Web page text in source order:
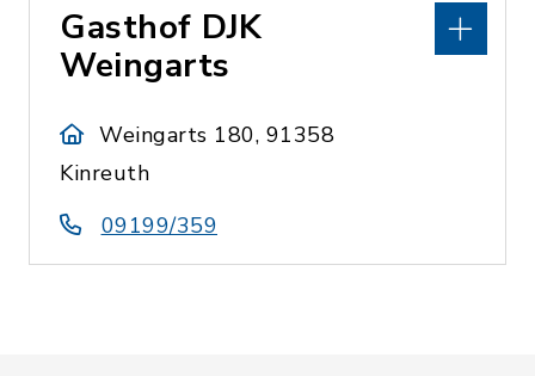
Gasthof DJK
Weingarts
Weingarts 180, 91358
Kinreuth
09199/359